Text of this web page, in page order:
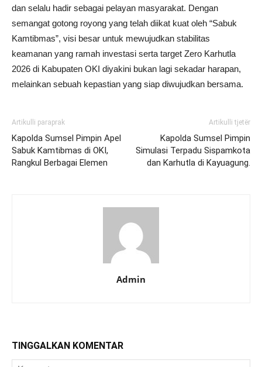
dan selalu hadir sebagai pelayan masyarakat. Dengan
semangat gotong royong yang telah diikat kuat oleh “Sabuk
Kamtibmas”, visi besar untuk mewujudkan stabilitas
keamanan yang ramah investasi serta target Zero Karhutla
2026 di Kabupaten OKI diyakini bukan lagi sekadar harapan,
melainkan sebuah kepastian yang siap diwujudkan bersama.
Artikulli paraprak
Kapolda Sumsel Pimpin Apel
Sabuk Kamtibmas di OKI,
Rangkul Berbagai Elemen
Artikulli tjetër
Kapolda Sumsel Pimpin
Simulasi Terpadu Sispamkota
dan Karhutla di Kayuagung.
Admin
TINGGALKAN KOMENTAR